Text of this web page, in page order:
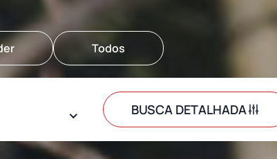
Todos
BUSCA DETALHADA